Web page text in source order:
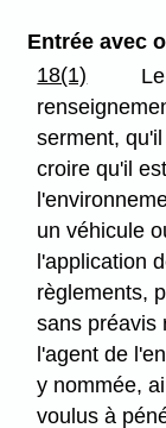
Entrée avec
18(1)
serment,
croire qu'il
un véhicule
l'application
règlements,
sans préavis
l'agent de
y nommée,
voulus à